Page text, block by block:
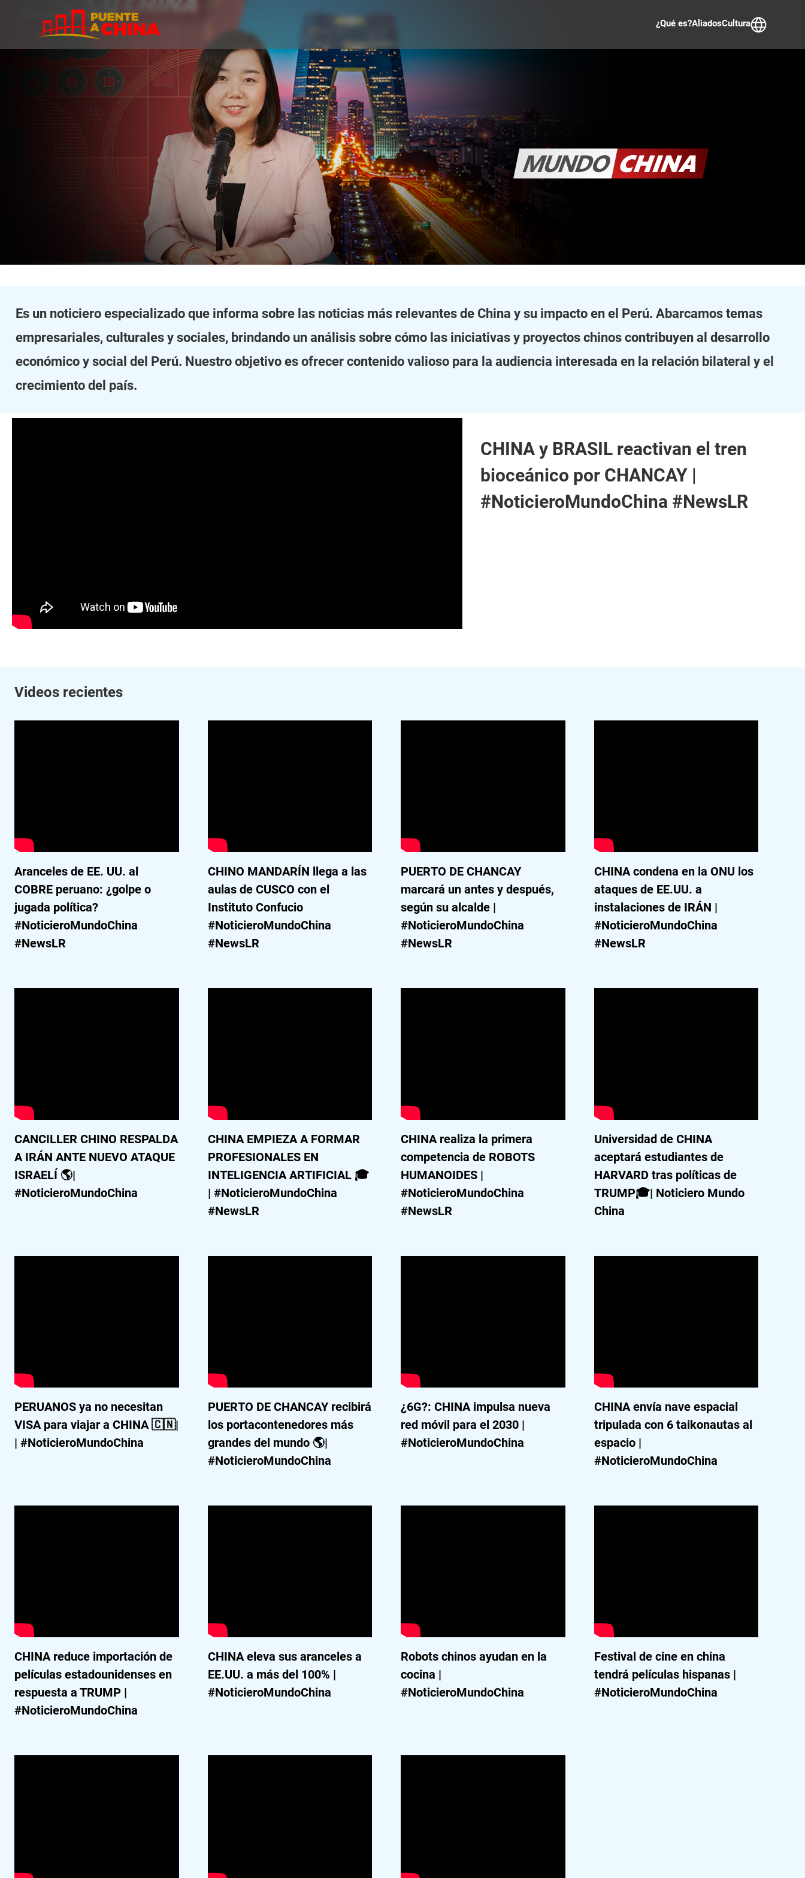
¿Qué es?AliadosCultura
Es un noticiero especializado que informa sobre las noticias más relevantes de China y su impacto en el Perú. Abarcamos temas
empresariales, culturales y sociales, brindando un análisis sobre cómo las iniciativas y proyectos chinos contribuyen al desarrollo
económico y social del Perú. Nuestro objetivo es ofrecer contenido valioso para la audiencia interesada en la relación bilateral y el
crecimiento del país.
CHINA y BRASIL reactivan el tren
bioceánico por CHANCAY |
#NoticieroMundoChina #NewsLR
Videos recientes
Aranceles de EE. UU. al
COBRE peruano: ¿golpe o
jugada política?
#NoticieroMundoChina
#NewsLR
CHINO MANDARÍN llega a las
aulas de CUSCO con el
Instituto Confucio
#NoticieroMundoChina
#NewsLR
PUERTO DE CHANCAY
marcará un antes y después,
según su alcalde |
#NoticieroMundoChina
#NewsLR
CHINA condena en la ONU los
ataques de EE.UU. a
instalaciones de IRÁN |
#NoticieroMundoChina
#NewsLR
CANCILLER CHINO RESPALDA
A IRÁN ANTE NUEVO ATAQUE
ISRAELÍ 🌎|
#NoticieroMundoChina
CHINA EMPIEZA A FORMAR
PROFESIONALES EN
INTELIGENCIA ARTIFICIAL 🎓
| #NoticieroMundoChina
#NewsLR
CHINA realiza la primera
competencia de ROBOTS
HUMANOIDES |
#NoticieroMundoChina
#NewsLR
Universidad de CHINA
aceptará estudiantes de
HARVARD tras políticas de
TRUMP🎓| Noticiero Mundo
China
PERUANOS ya no necesitan
VISA para viajar a CHINA 🇨🇳|
| #NoticieroMundoChina
PUERTO DE CHANCAY recibirá
los portacontenedores más
grandes del mundo 🌎|
#NoticieroMundoChina
¿6G?: CHINA impulsa nueva
red móvil para el 2030 |
#NoticieroMundoChina
CHINA envía nave espacial
tripulada con 6 taikonautas al
espacio |
#NoticieroMundoChina
CHINA reduce importación de
películas estadounidenses en
respuesta a TRUMP |
#NoticieroMundoChina
CHINA eleva sus aranceles a
EE.UU. a más del 100% |
#NoticieroMundoChina
Robots chinos ayudan en la
cocina |
#NoticieroMundoChina
Festival de cine en china
tendrá películas hispanas |
#NoticieroMundoChina